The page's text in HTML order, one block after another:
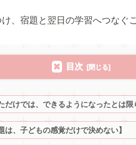
、宿題と翌日の学習へつなぐ
目次
だけでは、できるようになったとは限
は、子どもの感覚だけで決めない】